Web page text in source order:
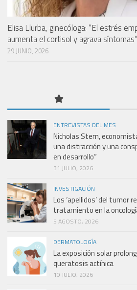
Elisa Llurba, ginecóloga: “El estrés
aumenta el cortisol y agrava síntomas”
29 JUNIO, 2026
ENTREVISTAS DEL MES
Nicholas Stern,
una distracción y una
en desarrollo”
31 JULIO, 2026
INVESTIGACIÓN
Los ‘apellidos’ del tumor
tratamiento en la
5 AGOSTO, 2026
DERMATOLOGÍA
La exposición solar
queratosis actínica
10 JULIO, 2026